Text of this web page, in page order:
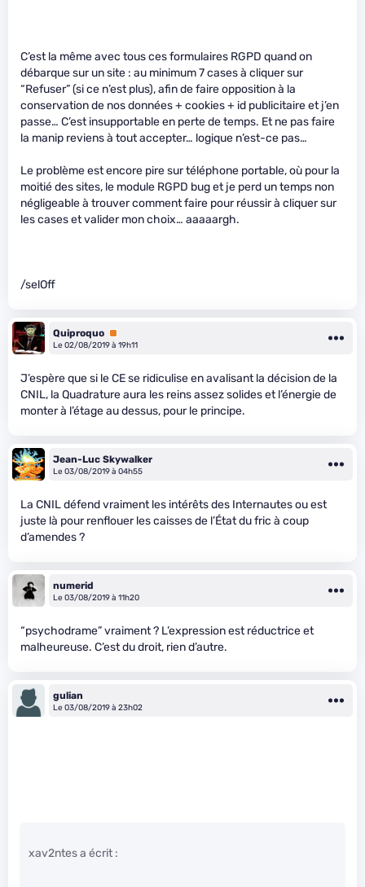
C’est la même avec tous ces formulaires RGPD quand on
débarque sur un site : au minimum 7 cases à cliquer sur
“Refuser” (si ce n’est plus), afin de faire opposition à la
conservation de nos données + cookies + id publicitaire et j’en
passe… C’est insupportable en perte de temps. Et ne pas faire
la manip reviens à tout accepter… logique n’est-ce pas…
Le problème est encore pire sur téléphone portable, où pour la
moitié des sites, le module RGPD bug et je perd un temps non
négligeable à trouver comment faire pour réussir à cliquer sur
les cases et valider mon choix… aaaaargh.
/selOff
Quiproquo Premium
Le 02/08/2019 à 19h11
J’espère que si le CE se ridiculise en avalisant la décision de la
CNIL, la Quadrature aura les reins assez solides et l’énergie de
monter à l’étage au dessus, pour le principe.
Jean-Luc Skywalker
Le 03/08/2019 à 04h55
La CNIL défend vraiment les intérêts des Internautes ou est
juste là pour renflouer les caisses de l’État du fric à coup
d’amendes ?
numerid
Le 03/08/2019 à 11h20
“psychodrame” vraiment ? L’expression est réductrice et
malheureuse. C’est du droit, rien d’autre.
gulian
Le 03/08/2019 à 23h02
xav2ntes a écrit :